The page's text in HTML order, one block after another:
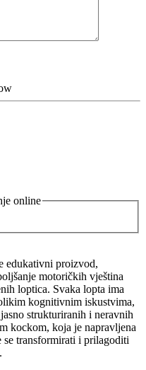
online
edukativni proizvod,
motoričkih vještina
loptica. Svaka lopta ima
kognitivnim iskustvima,
strukturiranih i neravnih
kockom, koja je napravljena
transformirati i prilagoditi